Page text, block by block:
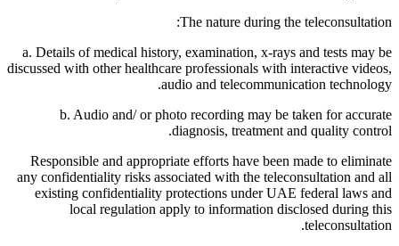
The nature during the teleconsultation:
a. Details of medical history, examination, x-rays and tests may be
discussed with other healthcare professionals with interactive videos,
audio and telecommunication technology.
b. Audio and/ or photo recording may be taken for accurate
diagnosis, treatment and quality control.
Responsible and appropriate efforts have been made to eliminate
any confidentiality risks associated with the teleconsultation and all
existing confidentiality protections under UAE federal laws and
local regulation apply to information disclosed during this
teleconsultation.